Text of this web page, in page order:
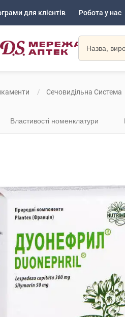
для клієнтів Робота у нас
Сечовидільна Система
Властивості номенклатури